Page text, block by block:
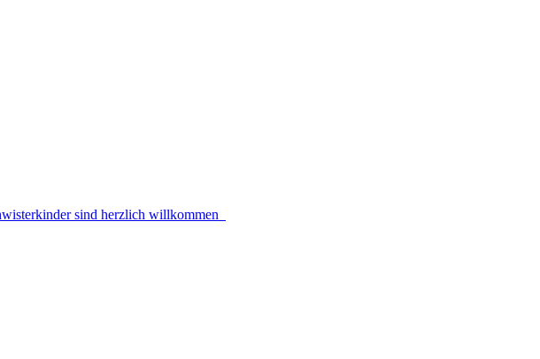
sind herzlich willkommen